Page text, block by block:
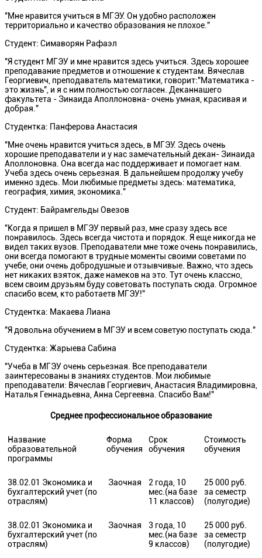
"Мне нравится учиться в МГЭУ. Он удобно расположен
территориально и качество образования не плохое."
Студент: Симаворян Рафаэл
"Я студент МГЭУ и мне нравится здесь учиться. Здесь хорошее
преподавание предметов и отношение к студентам. Вячеслав
Георгиевич, преподаватель математики, говорит:"Математика -
это жизнь", и я с ним полностью согласен. Деканнашего
факультета - Зинаида Аполлоновна- очень умная, красивая и
добрая."
Студентка: Панферова Анастасия
"Мне очень нравится учиться здесь, в МГЭУ. Здесь очень
хорошие преподаватели и у нас замечательный декан- Зинаида
Аполлоновна. Она всегда нас поддерживает и помогает нам.
Учеба здесь очень серьезная. В дальнейшем продолжу учебу
именно здесь. Мои любимые предметы здесь: математика,
география, химия, экономика."
Студент: Байрамгельды Овезов
"Когда я пришел в МГЭУ первый раз, мне сразу здесь все
понравилось. Здесь всегда чистота и порядок. Я еще никогда не
видел таких вузов. Преподаватели мне тоже очень понравились,
они всегда помогают в трудные моменты своими советами по
учебе, они очень добродушные и отзывчивые. Важно, что здесь
нет никаких взяток, даже намеков на это. Тут очень классно,
всем своим друзьям буду советовать поступать сюда. Огромное
спасибо всем, кто работаетв МГЭУ!"
Студентка: Макаева Лиана
"Я довольна обучением в МГЭУ и всем советую поступать сюда."
Студентка: Жарыева Сабина
"Учеба в МГЭУ очень серьезная. Все преподаватели
заинтересованы в знаниях студентов. Мои любимые
преподаватели: Вячеслав Георгиевич, Анастасия Владимировна,
Наталья Геннадьевна, Анна Сергеевна. Спасибо Вам!"
Среднее профессиональное образование
Название
образовательной
программы
Форма
обучения
Срок
обучения
Стоимость
обучения
38.02.01 Экономика и
бухгалтерский учет (по
отраслям)
Заочная
2 года, 10
мес.(на базе
11 классов)
25 000 руб.
за семестр
(полугодие)
38.02.01 Экономика и
бухгалтерский учет (по
отраслям)
Заочная
3 года, 10
мес.(на базе
9 классов)
25 000 руб.
за семестр
(полугодие)